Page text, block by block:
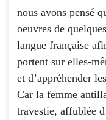
nous avons pensé
oeuvres de
langue française
portent sur elles-
et d’appréhender
Car la femme
travestie, affublée